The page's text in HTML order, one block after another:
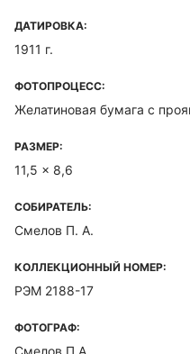
ДАТИРОВКА:
1911 г.
ФОТОПРОЦЕСС:
Желатиновая бумага с
РАЗМЕР:
11,5 x 8,6
СОБИРАТЕЛЬ:
Смелов П. А.
КОЛЛЕКЦИОННЫЙ НОМЕР:
РЭМ 2188-17
ФОТОГРАФ:
Смелов П.А.